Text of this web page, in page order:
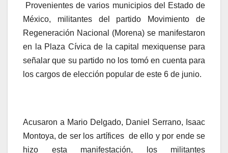
Provenientes de varios municipios del Estado de
México, militantes del partido Movimiento de
Regeneración Nacional (Morena) se manifestaron
en la Plaza Cívica de la capital mexiquense para
señalar que su partido no los tomó en cuenta para
los cargos de elección popular de este 6 de junio.
Acusaron a Mario Delgado, Daniel Serrano, Isaac
Montoya, de ser los artífices de ello y por ende se
hizo esta manifestación, los militantes